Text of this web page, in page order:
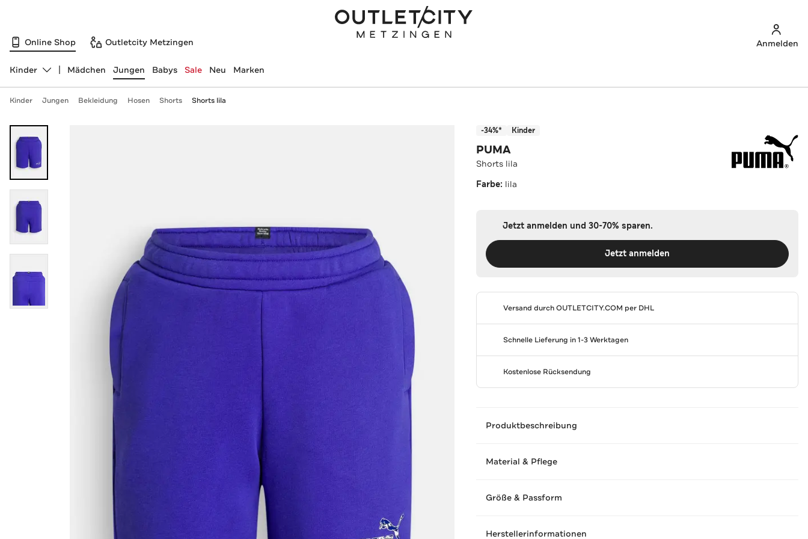
Online Shop Outletcity Metzingen Anmelden
Abteilung ändern, ausgewählt:
Kinder Mädchen Jungen Babys Sale Neu Marken
Kinder Jungen Bekleidung Hosen Shorts Shorts lila
-34%* Kinder
PUMA
Shorts lila
Farbe: lila
Jetzt anmelden und 30-70% sparen.
Jetzt anmelden
Versand durchOUTLETCITY.COM per DHL
Schnelle Lieferung in 1-3 Werktagen
Kostenlose Rücksendung
Produktbeschreibung
Material & Pflege
Größe & Passform
Herstellerinformationen